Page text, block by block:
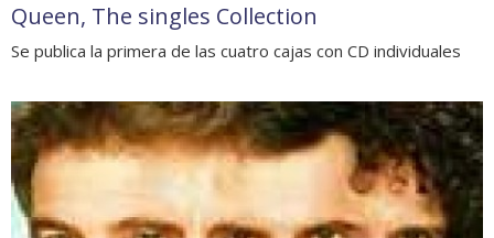
Queen, The singles Collection
Se publica la primera de las cuatro cajas con CD individuales